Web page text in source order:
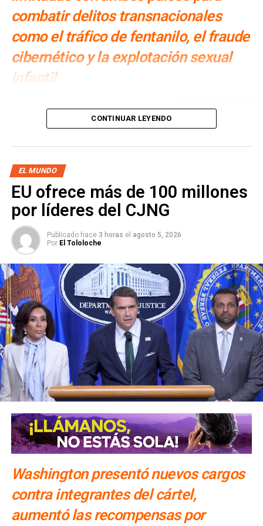
Hantavirus de los Andes no tiene potencial
pandémico: Dr. Andreu Comas
combatir delitos transnacionales
como el tráfico de fentanilo, el fraude
cibernético y la explotación sexual
infantil
director de la Oficina Federal de Investigaciones
cooperación conChina y Rusiapara combatir
organizaciones dedicadas a la delincuencia transnacional,
en una estrategia que incluye intercambio de personal,
operaciones conjuntas y colaboración en investigaciones
específicas.
En entrevistas concedidas aReuters ,Patel
estas alianzas se enfocan en
de explotación sexual infantil.
Según el funcionario, la cooperación conChinaha incluido
visitas de funcionarios policiales chinos a Estados
Unidosy viajes de agentes delFBI
a territorio chino para
colaborar en investigaciones ycompartir información
de inteligencia
relacionada con casos específicos.
Eldirector del FBIsostuvo que se trata de acuerdos
selectivos y limitados, dirigidos exclusivamente a ciertos
tipos de delitos transnacionales,particularmente
aquellos que afectan a ciudadanos estadounidenses.
CONTINUAR LEYENDO
EL MUNDO
EU ofrece más de 100 millones
por líderes del CJNG
Publicado hace 3 horas el agosto 5, 2026
Por El Tololoche
Washington presentó nuevos cargos
contra integrantes del cártel,
aumentó las recompensas por